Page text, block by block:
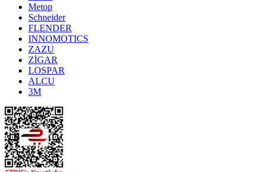
Metop
Schneider
FLENDER
INNOMOTICS
ZAZU
ZİGAR
LOSPAR
ALCU
3M